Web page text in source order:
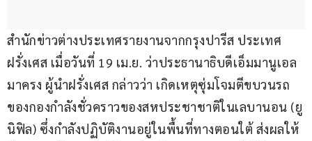
สำนักข่าวต่างประเทศรายงานจากกรุงปารีส ประเทศ
ฝรั่งเศส เมื่อวันที่ 19 เม.ย. ว่าประธานาธิบดีเอ็มมานูเอล
มาครง ผู้นำฝรั่งเศส กล่าวว่า เกิดเหตุซุ่มโจมตีขบวนรถ
ของกองกำลังชั่วคราวของสหประชาชาติในเลบานอน (ยู
นิฟิล) ซึ่งกำลังปฏิบัติงานอยู่ในพื้นที่ทางตอนใต้ ส่งผลให้